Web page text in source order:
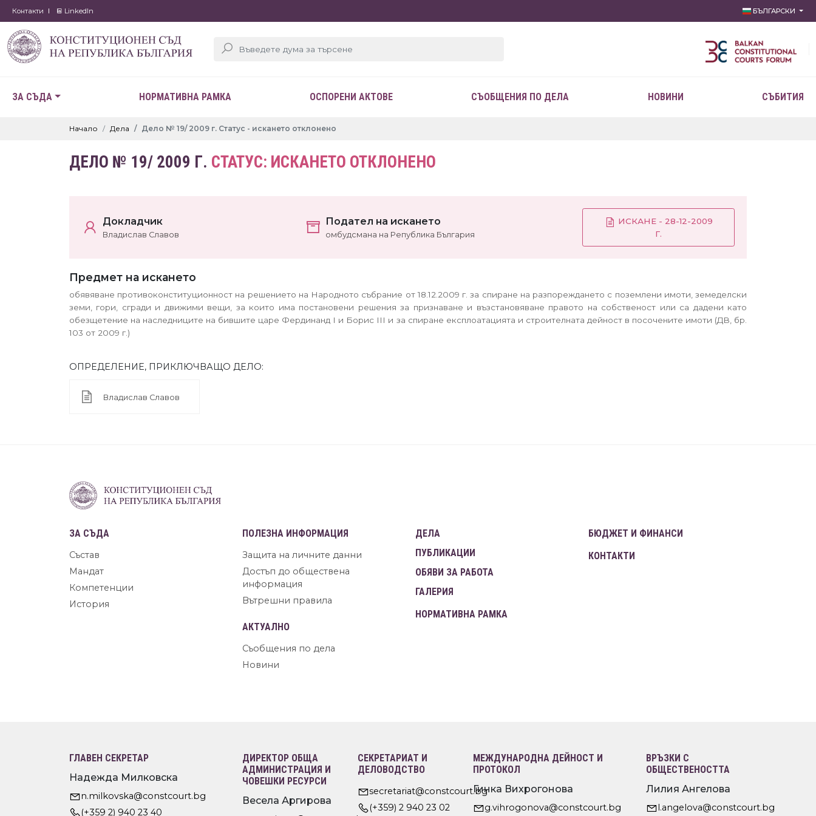
Контакти LinkedIn БЪЛГАРСКИ
ЗА СЪДА НОРМАТИВНА РАМКА ОСПОРЕНИ АКТОВЕ СЪОБЩЕНИЯ ПО ДЕЛА НОВИНИ СЪБИТИЯ
Начало Дела Дело № 19/ 2009 г. Статус - искането отклонено
ДЕЛО № 19/ 2009 Г. СТАТУС: ИСКАНЕТО ОТКЛОНЕНО
Докладчик
Владислав Славов
Подател на искането
омбудсмана на Република България
ИСКАНЕ - 28-12-2009
Г.
Предмет на искането
обявяване противоконституционност на решението на Народното събрание от 18.12.2009 г. за спиране на разпореждането с поземлени имоти, земеделски
земи, гори, сгради и движими вещи, за които има постановени решения за признаване и възстановяване правото на собственост или са дадени като
обезщетение на наследниците на бившите царе Фердинанд І и Борис ІІІ и за спиране експлоатацията и строителната дейност в посочените имоти (ДВ, бр.
103 от 2009 г.)
ОПРЕДЕЛЕНИЕ, ПРИКЛЮЧВАЩО ДЕЛО:
Владислав Славов
ЗА СЪДА
Състав
Мандат
Компетенции
История
ПОЛЕЗНА ИНФОРМАЦИЯ
Защита на личните данни
Достъп до обществена
информация
Вътрешни правила
АКТУАЛНО
Съобщения по дела
Новини
ДЕЛА
ПУБЛИКАЦИИ
ОБЯВИ ЗА РАБОТА
ГАЛЕРИЯ
НОРМАТИВНА РАМКА
БЮДЖЕТ И ФИНАНСИ
КОНТАКТИ
ГЛАВЕН СЕКРЕТАР
Надежда Милковска
n.milkovska@constcourt.bg
(+359 2) 940 23 40
ДИРЕКТОР ОБЩА
АДМИНИСТРАЦИЯ И
ЧОВЕШКИ РЕСУРСИ
Весела Аргирова
СЕКРЕТАРИАТ И
ДЕЛОВОДСТВО
secretariat@constcourt.bg
(+359) 2 940 23 02
МЕЖДУНАРОДНА ДЕЙНОСТ И
ПРОТОКОЛ
Гинка Вихрогонова
g.vihrogonova@constcourt.bg
ВРЪЗКИ С
ОБЩЕСТВЕНОСТТА
Лилия Ангелова
l.angelova@constcourt.bg